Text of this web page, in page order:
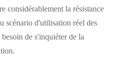
considérablement la résistance
scénario d'utilisation réel des
de s'inquiéter de la